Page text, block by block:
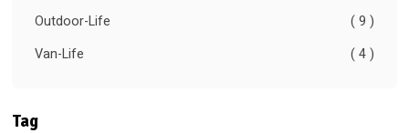
Outdoor-Life
( 9 )
Van-Life
( 4 )
Tag